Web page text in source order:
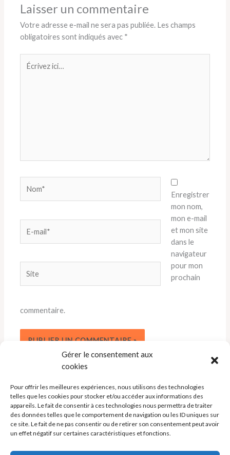
Gérer le consentement aux
cookies
Pour offrir les meilleures expériences, nous utilisons des technologies
telles que les cookies pour stocker et/ou accéder aux informations des
appareils. Le fait de consentir à ces technologies nous permettra de traiter
des données telles que le comportement de navigation ou les ID uniques sur
ce site. Le fait de ne pas consentir ou de retirer son consentement peut avoir
un effet négatif sur certaines caractéristiques et fonctions.
Laisser un commentaire
Votre adresse e-mail ne sera pas publiée. Les champs
obligatoires sont indiqués avec *
ici…
mail*
Enregistrer
mon nom,
mon e-mail
et mon site
dans le
navigateur
pour mon
prochain
commentaire.